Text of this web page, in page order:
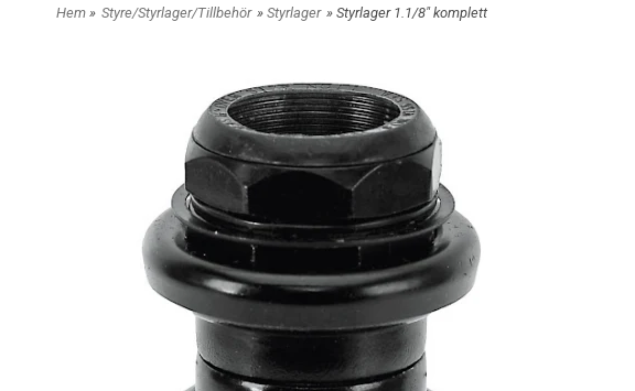
Hem » Styre/Styrlager/Tillbehör » Styrlager » Styrlager 1.1/8" komplett